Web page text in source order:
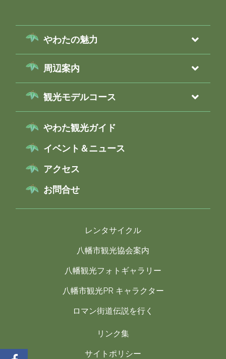
やわたの魅力
周辺案内
観光モデルコース
やわた観光ガイド
イベント＆ニュース
アクセス
お問合せ
レンタサイクル
八幡市観光協会案内
八幡観光フォトギャラリー
八幡市観光PR キャラクター
ロマン街道伝説を行く
リンク集
サイトポリシー